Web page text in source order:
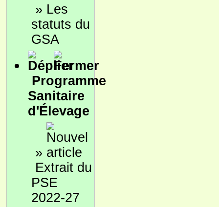
» Les
statuts du
GSA
Programme
Sanitaire
d'Élevage
»
Extrait du
PSE
2022-27